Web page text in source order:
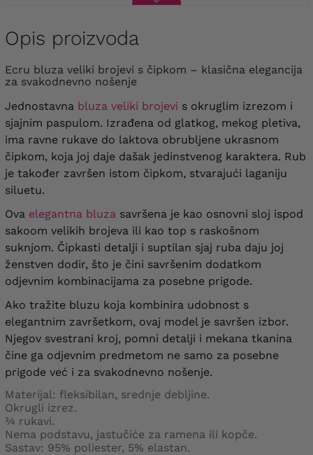
Opis proizvoda
Ecru bluza veliki brojevi s čipkom – klasična elegancija
za svakodnevno nošenje
Jednostavna bluza veliki brojevi s okruglim izrezom i
sjajnim paspulom. Izrađena od glatkog, mekog pletiva,
ima ravne rukave do laktova obrubljene ukrasnom
čipkom, koja joj daje dašak jedinstvenog karaktera. Rub
je također završen istom čipkom, stvarajući laganiju
siluetu.
Ova elegantna bluza savršena je kao osnovni sloj ispod
sakoom velikih brojeva ili kao top s raskošnom
suknjom. Čipkasti detalji i suptilan sjaj ruba daju joj
ženstven dodir, što je čini savršenim dodatkom
odjevnim kombinacijama za posebne prigode.
Ako tražite bluzu koja kombinira udobnost s
elegantnim završetkom, ovaj model je savršen izbor.
Njegov svestrani kroj, pomni detalji i mekana tkanina
čine ga odjevnim predmetom ne samo za posebne
prigode već i za svakodnevno nošenje.
Materijal: fleksibilan, srednje debljine.
Okrugli izrez.
¾ rukavi.
Nema podstavu, jastučiće za ramena ili kopče.
Sastav: 95% poliester, 5% elastan.